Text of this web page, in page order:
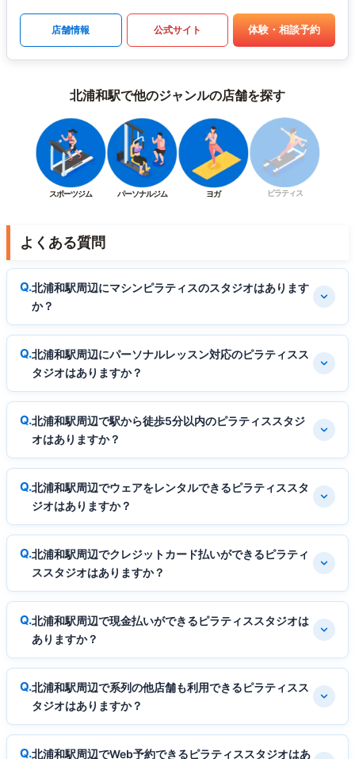
店舗情報 公式サイト 体験・相談予約
北浦和駅で他のジャンルの店舗を探す
スポーツジム パーソナルジム ヨガ ピラティス
よくある質問
北浦和駅周辺にマシンピラティスのスタジオはあります
か？
北浦和駅周辺にパーソナルレッスン対応のピラティスス
タジオはありますか？
北浦和駅周辺で駅から徒歩5分以内のピラティススタジ
オはありますか？
北浦和駅周辺でウェアをレンタルできるピラティススタ
ジオはありますか？
北浦和駅周辺でクレジットカード払いができるピラティ
ススタジオはありますか？
北浦和駅周辺で現金払いができるピラティススタジオは
ありますか？
北浦和駅周辺で系列の他店舗も利用できるピラティスス
タジオはありますか？
北浦和駅周辺でWeb予約できるピラティススタジオはあ